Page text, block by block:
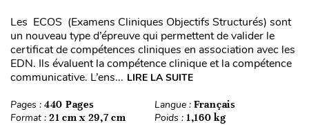
Les ECOS (Examens Cliniques Objectifs Structurés) sont
un nouveau type d’épreuve qui permettent de valider le
certificat de compétences cliniques en association avec les
EDN. Ils évaluent la compétence clinique et la compétence
communicative. L’ens... LIRE LA SUITE
Pages : 440 Pages Langue : Français
Format : 21 cm x 29,7 cm Poids : 1,160 kg